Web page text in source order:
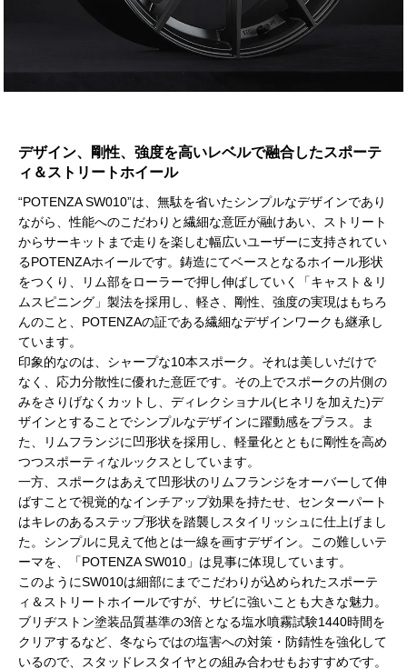
デザイン、剛性、強度を高いレベルで融合したスポーテ
ィ＆ストリートホイール
“POTENZA SW010”は、無駄を省いたシンプルなデザインであり
ながら、性能へのこだわりと繊細な意匠が融けあい、ストリート
からサーキットまで走りを楽しむ幅広いユーザーに支持されてい
るPOTENZAホイールです。鋳造にてベースとなるホイール形状
をつくり、リム部をローラーで押し伸ばしていく「キャスト＆リ
ムスピニング」製法を採用し、軽さ、剛性、強度の実現はもちろ
んのこと、POTENZAの証である繊細なデザインワークも継承し
ています。
印象的なのは、シャープな10本スポーク。それは美しいだけで
なく、応力分散性に優れた意匠です。その上でスポークの片側の
みをさりげなくカットし、ディレクショナル(ヒネリを加えた)デ
ザインとすることでシンプルなデザインに躍動感をプラス。ま
た、リムフランジに凹形状を採用し、軽量化とともに剛性を高め
つつスポーティなルックスとしています。
一方、スポークはあえて凹形状のリムフランジをオーバーして伸
ばすことで視覚的なインチアップ効果を持たせ、センターパート
はキレのあるステップ形状を踏襲しスタイリッシュに仕上げまし
た。シンプルに見えて他とは一線を画すデザイン。この難しいテ
ーマを、「POTENZA SW010」は見事に体現しています。
このようにSW010は細部にまでこだわりが込められたスポーテ
ィ＆ストリートホイールですが、サビに強いことも大きな魅力。
ブリヂストン塗装品質基準の3倍となる塩水噴霧試験1440時間を
クリアするなど、冬ならではの塩害への対策・防錆性を強化して
いるので、スタッドレスタイヤとの組み合わせもおすすめです。